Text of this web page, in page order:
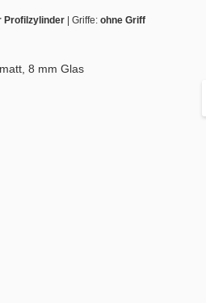
Profilzylinder | Griffe: ohne Griff